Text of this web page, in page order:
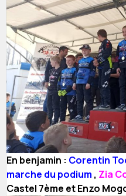
En benjamin : Corentin
marche du podium , Zia
Castel 7ème et Enzo